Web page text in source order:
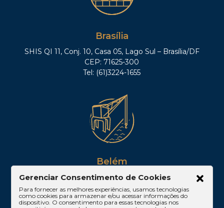
Brasília
SHIS QI 11, Conj. 10, Casa 05, Lago Sul – Brasília/DF
CEP: 71625-300
Tel: (61)3224-1655
Belém
Av. Visconde de Souza Franco, 05, Sala 2102 –
Edifício Quadra Corporate, Umarizal – Belém/PA
CEP: 66053-000
Gerenciar Consentimento de Cookies
Para fornecer as melhores experiências, usamos tecnologias
como cookies para armazenar e/ou acessar informações do
dispositivo. O consentimento para essas tecnologias nos